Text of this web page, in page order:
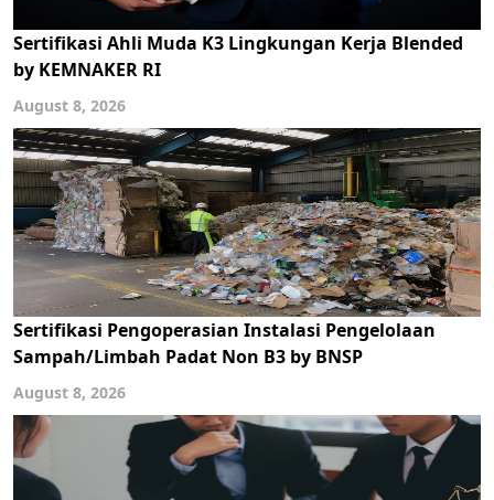
Sertifikasi Ahli Muda K3 Lingkungan Kerja Blended
by KEMNAKER RI
August 8, 2026
Sertifikasi Pengoperasian Instalasi Pengelolaan
Sampah/Limbah Padat Non B3 by BNSP
August 8, 2026